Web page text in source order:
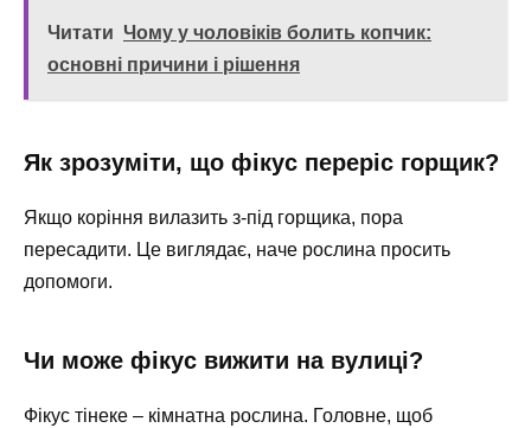
Читати Чому у чоловіків болить копчик:
основні причини і рішення
Як зрозуміти, що фікус переріс горщик?
Якщо коріння вилазить з-під горщика, пора
пересадити. Це виглядає, наче рослина просить
допомоги.
Чи може фікус вижити на вулиці?
Фікус тінеке – кімнатна рослина. Головне, щоб